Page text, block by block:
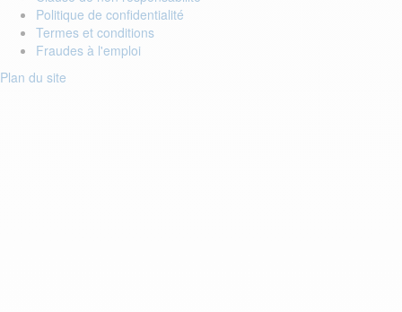
Politique de confidentialité
Termes et conditions
Fraudes à l'emploi
Plan du site